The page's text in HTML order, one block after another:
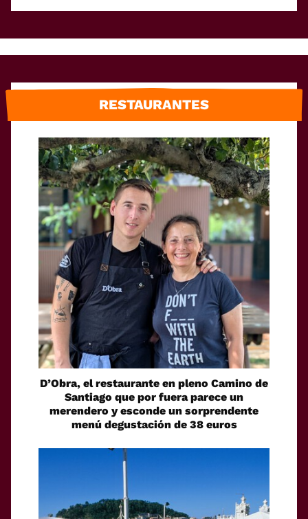
RESTAURANTES
D’Obra, el restaurante en pleno Camino de
Santiago que por fuera parece un
merendero y esconde un sorprendente
menú degustación de 38 euros